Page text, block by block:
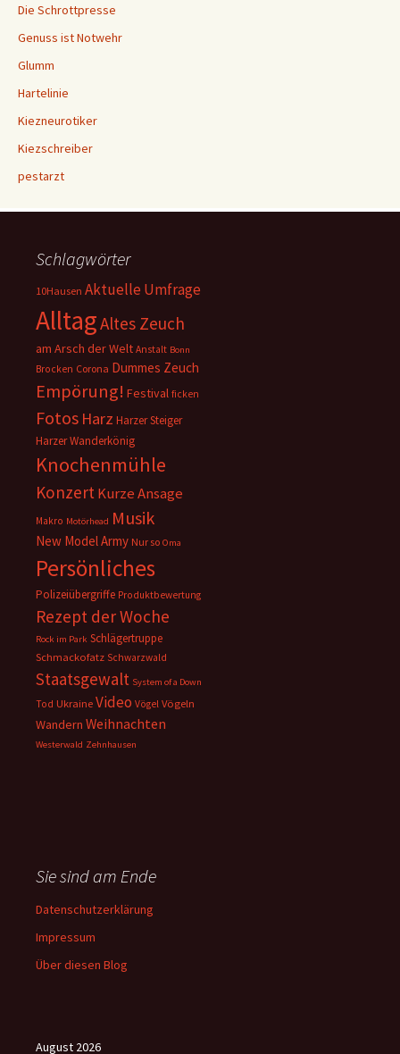
Die Schrottpresse
Genuss ist Notwehr
Glumm
Hartelinie
Kiezneurotiker
Kiezschreiber
pestarzt
Schlagwörter
10Hausen Aktuelle Umfrage
AlltagAltes Zeuch
am Arsch der Welt Anstalt Bonn
Brocken Corona Dummes Zeuch
Empörung! Festival ficken
Fotos Harz Harzer Steiger
Harzer Wanderkönig
Knochenmühle
Konzert Kurze Ansage
Makro Motörhead Musik
New Model Army Nur so Oma
Persönliches
Polizeiübergriffe Produktbewertung
Rezept der Woche
Rock im Park Schlägertruppe
Schmackofatz Schwarzwald
Staatsgewalt System of a Down
Tod Ukraine Video Vögel Vögeln
Wandern Weihnachten
Westerwald Zehnhausen
Sie sind am Ende
Datenschutzerklärung
Impressum
Über diesen Blog
August 2026